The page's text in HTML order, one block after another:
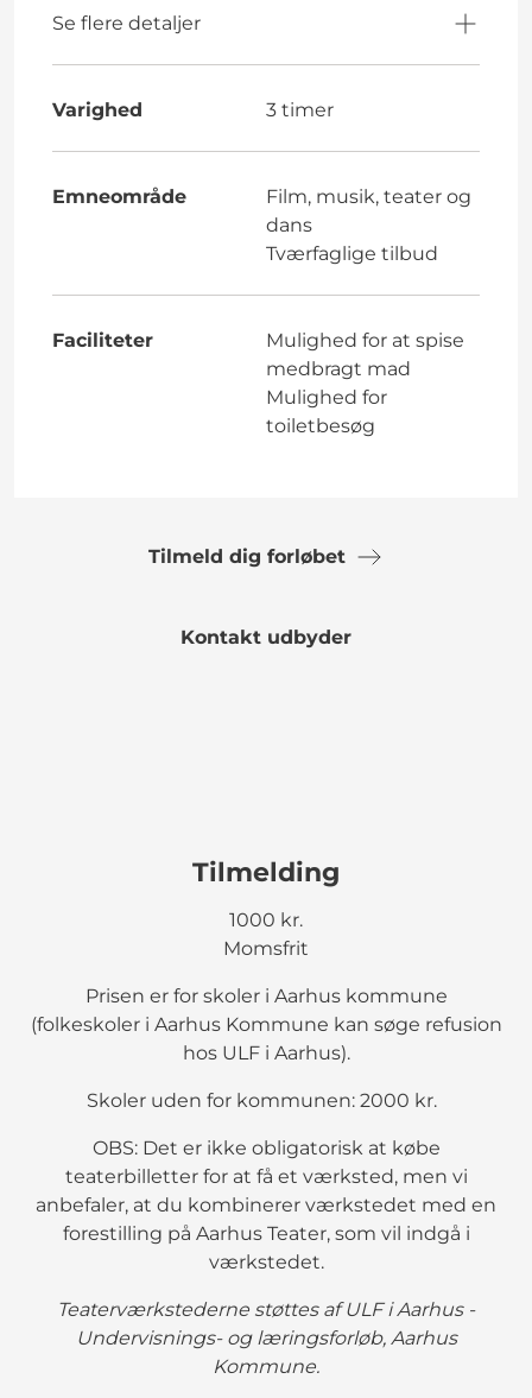
Se flere detaljer
Varighed 3 timer
Emneområde
Film, musik, teater og
dans
Tværfaglige tilbud
Faciliteter
Mulighed for at spise
medbragt mad
Mulighed for
toiletbesøg
Tilmeld dig forløbet
Kontakt udbyder
Tilmelding
1000 kr.
Momsfrit
Prisen er for skoler i Aarhus kommune
(folkeskoler i Aarhus Kommune kan søge refusion
hos ULF i Aarhus).
Skoler uden for kommunen: 2000 kr.
OBS: Det er ikke obligatorisk at købe
teaterbilletter for at få et værksted, men vi
anbefaler, at du kombinerer værkstedet med en
forestilling på Aarhus Teater, som vil indgå i
værkstedet.
Teaterværkstederne støttes af ULF i Aarhus -
Undervisnings- og læringsforløb, Aarhus
Kommune.